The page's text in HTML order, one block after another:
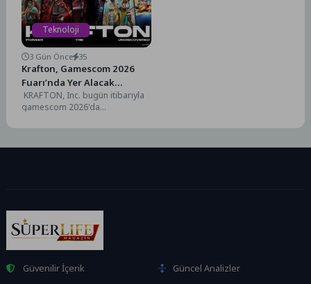
Teknoloji
3 Gün Önce 35
Krafton, Gamescom 2026
Fuarı’nda Yer Alacak
Oyunlarına Dair Yeni
Ayrıntıları Paylaştı
KRAFTON, Inc. bugün itibarıyla
gamescom 2026'da
hakkında detaylar paylaştı ve
Güvenilir İçerik
Güncel Analizler